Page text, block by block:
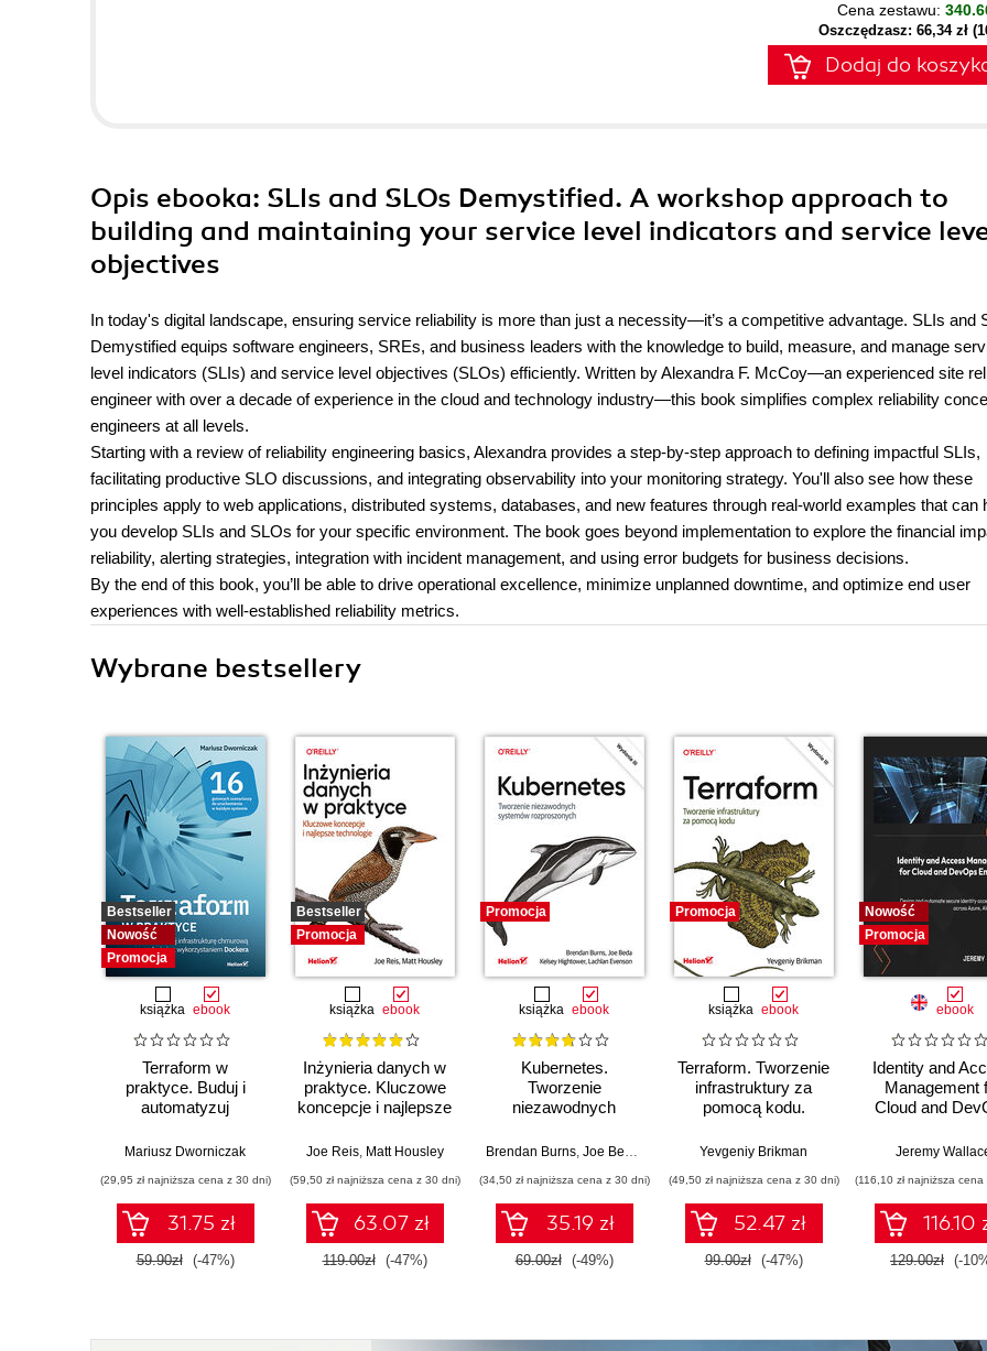
Cena zestawu:
Oszczędzasz: 66,34 zł
Dodaj do
Opis ebooka: SLIs and SLOs Demystified. A workshop approach to
building and maintaining your service level indicators and service
objectives
In today's digital landscape, ensuring service reliability is more than just a necessity—it’s a competitive advantage. SLIs and
Demystified equips software engineers, SREs, and business leaders with the knowledge to build, measure, and manage
level indicators (SLIs) and service level objectives (SLOs) efficiently. Written by Alexandra F. McCoy—an experienced site
engineer with over a decade of experience in the cloud and technology industry—this book simplifies complex reliability
engineers at all levels.
Starting with a review of reliability engineering basics, Alexandra provides a step-by-step approach to defining impactful SLIs,
facilitating productive SLO discussions, and integrating observability into your monitoring strategy. You'll also see how these
principles apply to web applications, distributed systems, databases, and new features through real-world examples that can
you develop SLIs and SLOs for your specific environment. The book goes beyond implementation to explore the financial
reliability, alerting strategies, integration with incident management, and using error budgets for business decisions.
By the end of this book, you’ll be able to drive operational excellence, minimize unplanned downtime, and optimize end user
experiences with well-established reliability metrics.
Wybrane bestsellery
Bestseller
Nowość
Promocja
książka ebook
Terraform w
praktyce. Buduj i
automatyzuj
chmurową oraz
wykorzystaniem
Dockera
Mariusz Dworniczak
(29,95 zł najniższa cena z 30 dni)
31.75 zł
59.90zł (-47%)
Bestseller
Promocja
książka ebook
Inżynieria danych w
praktyce. Kluczowe
koncepcje i najlepsze
Joe Reis, Matt Housley
(59,50 zł najniższa cena z 30 dni)
63.07 zł
119.00zł (-47%)
Promocja
książka ebook
Kubernetes.
Tworzenie
niezawodnych
rozproszonych.
Brendan Burns, Joe Beda Kelsey Hightower, Lachlan Evenson
(34,50 zł najniższa cena z 30 dni)
35.19 zł
69.00zł (-49%)
Promocja
książka ebook
Terraform. Tworzenie
infrastruktury za
pomocą kodu.
Yevgeniy Brikman
(49,50 zł najniższa cena z 30 dni)
52.47 zł
99.00zł (-47%)
Nowość
Promocja
ebook
Identity and
Management
Cloud and
and automate
strategies
Azure, AWS,
GCP
Jeremy
(116,10 zł najniższa
116.10
129.00zł (-